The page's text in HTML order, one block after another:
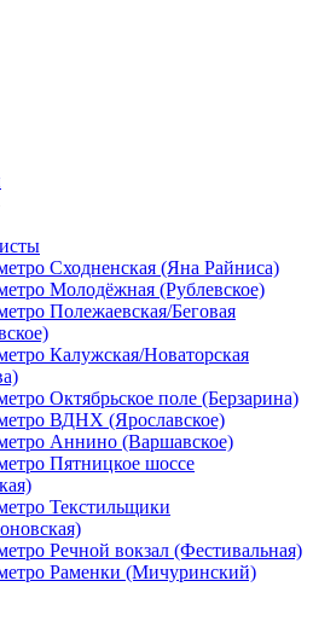
Сходненская (Яна Райниса)
Молодёжная (Рублевское)
Полежаевская/Беговая
Калужская/Новаторская
Октябрьское поле (Берзарина)
ВДНХ (Ярославское)
Аннино (Варшавское)
Пятницкое шоссе
Текстильщики
Речной вокзал (Фестивальная)
Раменки (Мичуринский)